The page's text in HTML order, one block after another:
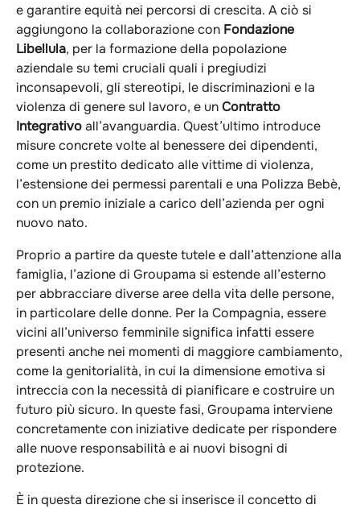
e garantire equità nei percorsi di crescita. A ciò si
aggiungono la collaborazione con Fondazione
Libellula, per la formazione della popolazione
aziendale su temi cruciali quali i pregiudizi
inconsapevoli, gli stereotipi, le discriminazioni e la
violenza di genere sul lavoro, e unContratto
Integrativoall’avanguardia. Quest’ultimo introduce
misure concrete volte al benessere dei dipendenti,
come un prestito dedicato alle vittime di violenza,
l’estensione dei permessi parentali e una Polizza Bebè,
con un premio iniziale a carico dell’azienda per ogni
nuovo nato.
Proprio a partire da queste tutele e dall’attenzione alla
famiglia, l’azione di Groupama si estende all’esterno
per abbracciare diverse aree della vita delle persone,
in particolare delle donne. Per la Compagnia, essere
vicini all’universo femminile significa infatti essere
presenti anche nei momenti di maggiore cambiamento,
come la genitorialità, in cui la dimensione emotiva si
intreccia con la necessità di pianificare e costruire un
futuro più sicuro. In queste fasi, Groupama interviene
concretamente con iniziative dedicate per rispondere
alle nuove responsabilità e ai nuovi bisogni di
protezione.
È in questa direzione che si inserisce il concetto di